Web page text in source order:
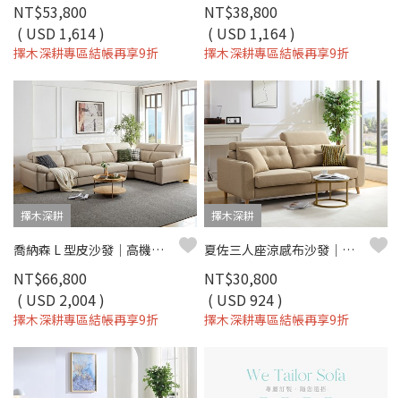
NT$53,800
( USD 1,614 )
擇木深耕專區結帳再享9折
NT$38,800
( USD 1,164 )
擇木深耕專區結帳再享9折
擇木深耕
喬納森 L 型皮沙發｜高機能耐磨皮 × 高密度彈力坐墊 × 十年骨架保固 – 擇木深耕系列
NT$66,800
( USD 2,004 )
擇木深耕專區結帳再享9折
擇木深耕
夏佐三人座涼感布沙發｜機能涼感紗 × 防潑水耐磨 × SGS 認證品質 – 擇木深耕
NT$30,800
( USD 924 )
擇木深耕專區結帳再享9折